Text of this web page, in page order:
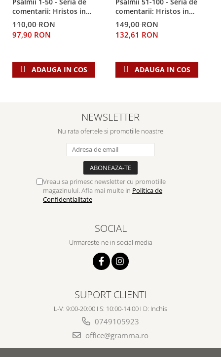
comentarii: Hristos in
centru
110,00 RON
97,90 RON
ADAUGA IN COS
comentarii: Hristos in
centru
149,00 RON
132,61 RON
ADAUGA IN COS
NEWSLETTER
Nu rata ofertele si promotiile noastre
Vreau sa primesc newsletter cu promotiile
magazinului. Afla mai multe in Politica de
Confidentialitate
SOCIAL
Urmareste-ne in social media
SUPORT CLIENTI
L-V: 9:00-20:00 I S: 10:00-14:00 I D: Inchis
0749105923
office@gramma.ro